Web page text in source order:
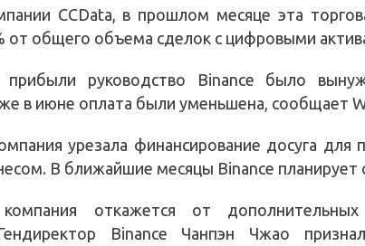
CCData, в прошлом месяце эта
от общего объема сделок с цифровыми
прибыли руководство Binance было
в июне оплата были уменьшена, сообщает
урезала финансирование досуга для
В ближайшие месяцы Binance планирует
откажется от
Binance Чанпэн Чжао